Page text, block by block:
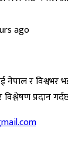
ago
नेपाल र विश्वभर
विश्लेषण प्रदान